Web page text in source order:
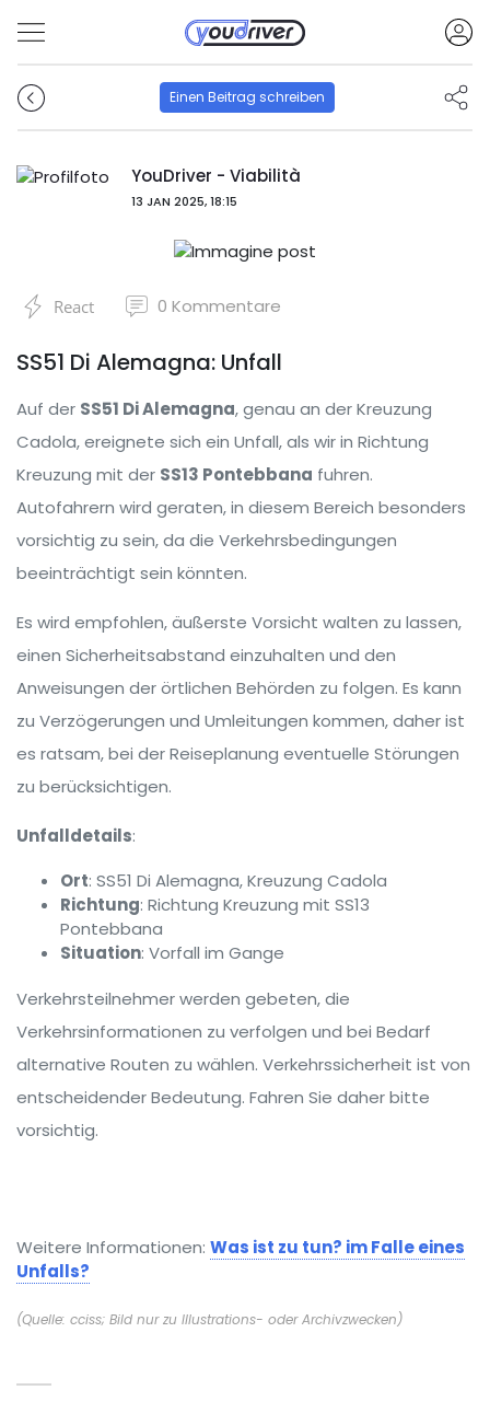
Einen Beitrag schreiben
YouDriver - Viabilità
13 JAN 2025, 18:15
React 0 Kommentare
SS51 Di Alemagna: Unfall
Auf der SS51 Di Alemagna, genau an der Kreuzung
Cadola, ereignete sich ein Unfall, als wir in Richtung
Kreuzung mit der SS13 Pontebbana fuhren.
Autofahrern wird geraten, in diesem Bereich besonders
vorsichtig zu sein, da die Verkehrsbedingungen
beeinträchtigt sein könnten.
Es wird empfohlen, äußerste Vorsicht walten zu lassen,
einen Sicherheitsabstand einzuhalten und den
Anweisungen der örtlichen Behörden zu folgen. Es kann
zu Verzögerungen und Umleitungen kommen, daher ist
es ratsam, bei der Reiseplanung eventuelle Störungen
zu berücksichtigen.
Unfalldetails:
Ort: SS51 Di Alemagna, Kreuzung Cadola
Richtung: Richtung Kreuzung mit SS13
Pontebbana
Situation: Vorfall im Gange
Verkehrsteilnehmer werden gebeten, die
Verkehrsinformationen zu verfolgen und bei Bedarf
alternative Routen zu wählen. Verkehrssicherheit ist von
entscheidender Bedeutung. Fahren Sie daher bitte
vorsichtig.
Weitere Informationen: Was ist zu tun? im Falle eines
Unfalls?
(Quelle: cciss; Bild nur zu Illustrations- oder Archivzwecken)